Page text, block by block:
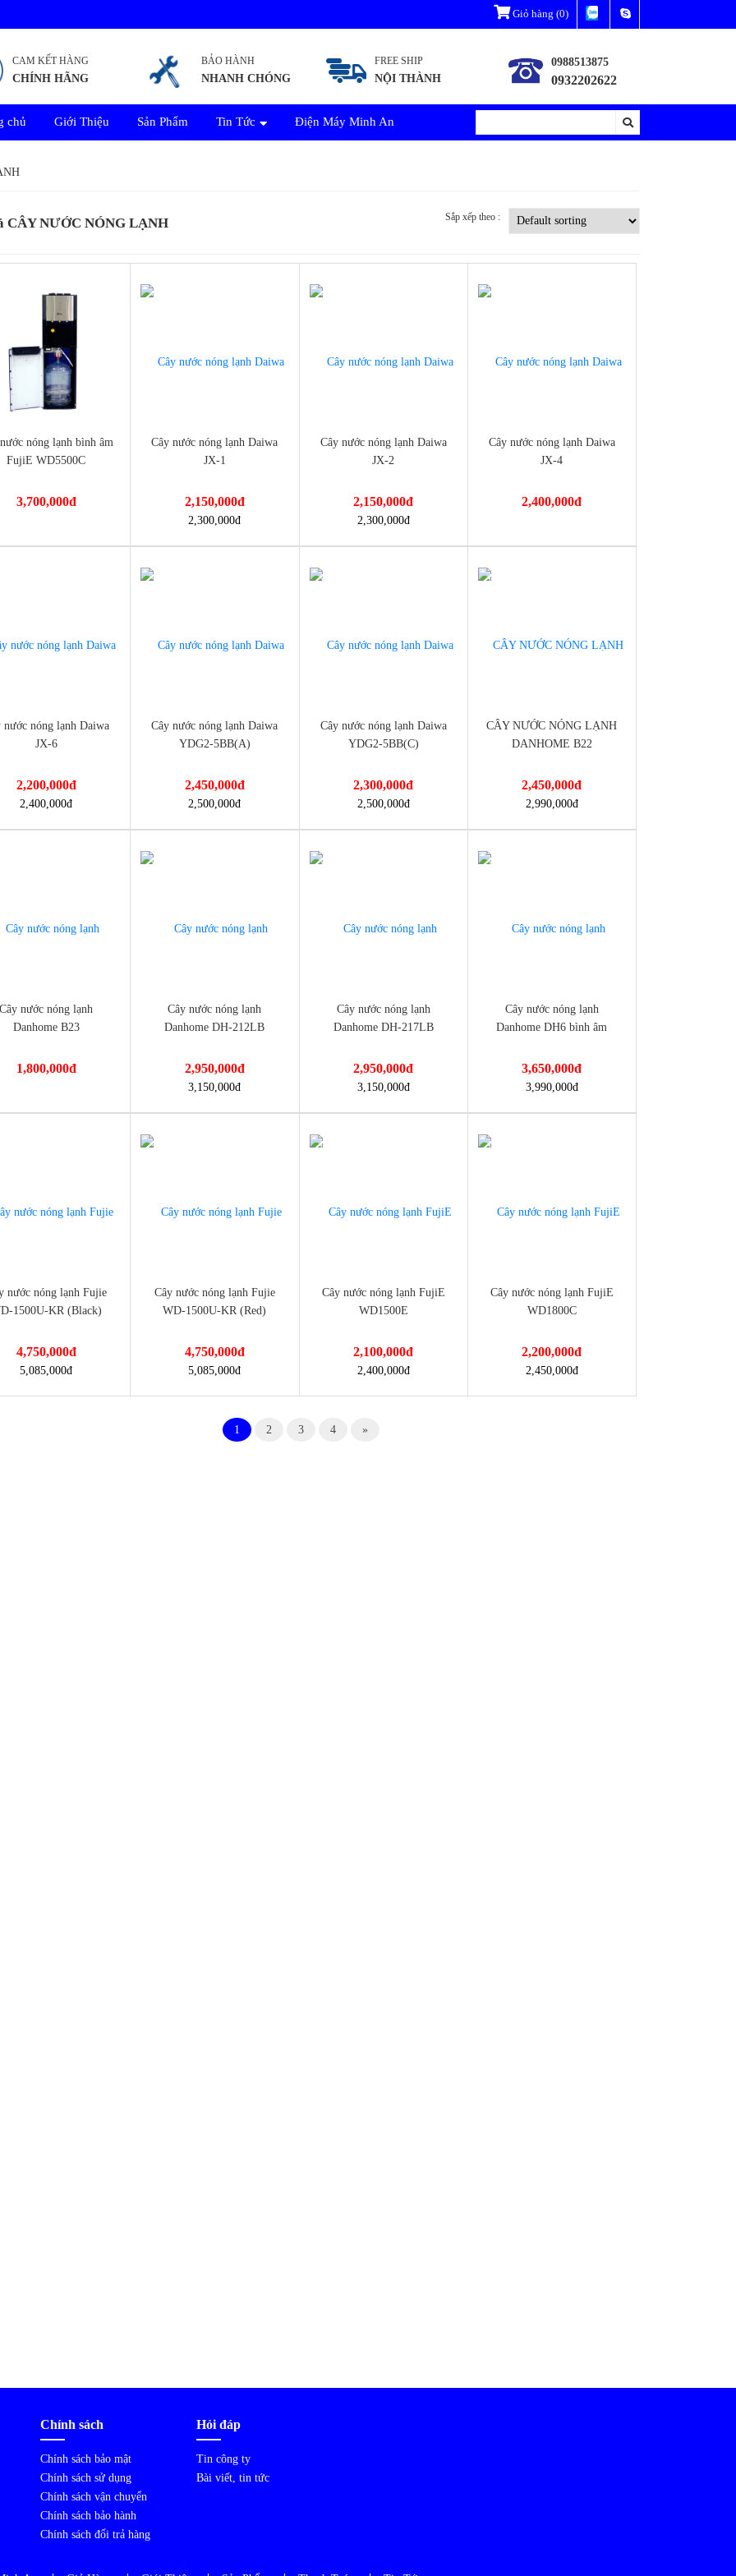
Giỏ hàng (0)
CAM KẾT HÀNG
CHÍNH HÃNG
BẢO HÀNH
NHANH CHÓNG
FREE SHIP
NỘI THÀNH
0988513875
0932202622
chủ Giới Thiệu Sản Phẩm Tin Tức Điện Máy Minh An
CÂY NƯỚC NÓNG LẠNH Sắp xếp theo :
dienmayminhan.com/cay-
nóng lạnh bình âm
FujiE WD5500C
3,700,000đ https://dienmayminhan.com/cay-
-7%
Cây nước nóng lạnh Daiwa
JX-1
2,150,000đ
2,300,000đ
https://dienmayminhan.com/cay-
-7%
Cây nước nóng lạnh Daiwa
JX-2
2,150,000đ
2,300,000đ
https://dienmayminhan.com/cay-
Cây nước nóng lạnh Daiwa
JX-4
2,400,000đ
dienmayminhan.com/cay-
nước nóng lạnh Daiwa
JX-6
2,200,000đ
2,400,000đ
https://dienmayminhan.com/cay-
-2%
Cây nước nóng lạnh Daiwa
YDG2-5BB(A)
2,450,000đ
2,500,000đ
https://dienmayminhan.com/cay-
-8%
Cây nước nóng lạnh Daiwa
YDG2-5BB(C)
2,300,000đ
2,500,000đ
https://dienmayminhan.com/cay-
-18%
CÂY NƯỚC NÓNG LẠNH
DANHOME B22
2,450,000đ
2,990,000đ
dienmayminhan.com/cay-
Cây nước nóng lạnh
Danhome B23
1,800,000đ https://dienmayminhan.com/cay-
-6%
Cây nước nóng lạnh
Danhome DH-212LB
2,950,000đ
3,150,000đ
https://dienmayminhan.com/cay-
-6%
Cây nước nóng lạnh
Danhome DH-217LB
2,950,000đ
3,150,000đ
https://dienmayminhan.com/cay-
-9%
Cây nước nóng lạnh
Danhome DH6 bình âm
3,650,000đ
3,990,000đ
dienmayminhan.com/cay-
nước nóng lạnh Fujie
1500U-KR (Black)
4,750,000đ
5,085,000đ
https://dienmayminhan.com/cay-
-7%
Cây nước nóng lạnh Fujie
WD-1500U-KR (Red)
4,750,000đ
5,085,000đ
https://dienmayminhan.com/cay-
-13%
Cây nước nóng lạnh FujiE
WD1500E
2,100,000đ
2,400,000đ
https://dienmayminhan.com/cay-
-10%
Cây nước nóng lạnh FujiE
WD1800C
2,200,000đ
2,450,000đ
1 2 3 4 »
Chính sách
Chính sách bảo mật
Chính sách sử dụng
Chính sách vận chuyển
Chính sách bảo hành
Chính sách đổi trả hàng
Hỏi đáp
Tin công ty
Bài viết, tin tức